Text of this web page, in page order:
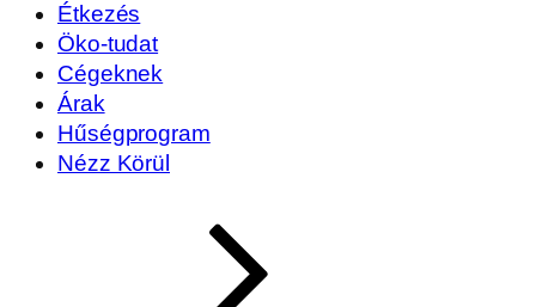
Étkezés
Öko-tudat
Cégeknek
Árak
Hűségprogram
Nézz Körül